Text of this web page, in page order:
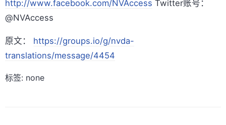
http://www.facebook.com/NVAccess Twitter账号：
@NVAccess
原文： https://groups.io/g/nvda-
translations/message/4454
标签: none